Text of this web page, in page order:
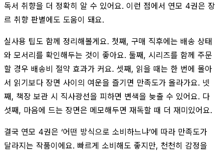
독서 취향을 더 정확히 알 수 있어요. 이런 점에서 연모 4권은 장
르 취향 판별에도 도움이 돼요.
실사용 팁도 함께 정리해볼게요. 첫째, 구매 직후에는 배송 상태
와 모서리를 확인해두는 것이 좋아요. 둘째, 시리즈를 함께 주문
할 경우 배송비 절약 효과가 커요. 셋째, 읽을 때는 한 번에 몰아
서 읽기보다 장면 사이의 여운을 즐기면 만족도가 올라가요. 넷
째, 책장 보관 시 직사광선을 피하면 변색을 늦출 수 있어요. 다
섯째, 마음에 드는 장면은 메모해두면 재독할 때 더 재미있어요.
결국 연모 4권은 ‘어떤 방식으로 소비하느냐’에 따라 만족도가
달라지는 작품이에요. 빠르게 소비해도 좋지만, 천천히 감정을